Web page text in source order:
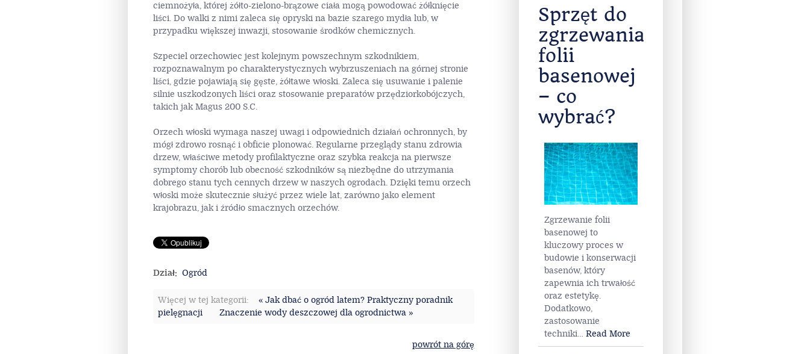
ciemnożyła, której żółto-zielono-brązowe ciała mogą powodować żółknięcie
liści. Do walki z nimi zaleca się opryski na bazie szarego mydła lub, w
przypadku większej inwazji, stosowanie środków chemicznych.
Szpeciel orzechowiec jest kolejnym powszechnym szkodnikiem,
rozpoznawalnym po charakterystycznych wybrzuszeniach na górnej stronie
liści, gdzie pojawiają się gęste, żółtawe włoski. Zaleca się usuwanie i palenie
silnie uszkodzonych liści oraz stosowanie preparatów przędziorkobójczych,
takich jak Magus 200 S.C.
Orzech włoski wymaga naszej uwagi i odpowiednich działań ochronnych, by
mógł zdrowo rosnąć i obficie plonować. Regularne przeglądy stanu zdrowia
drzew, właściwe metody profilaktyczne oraz szybka reakcja na pierwsze
symptomy chorób lub obecność szkodników są niezbędne do utrzymania
dobrego stanu tych cennych drzew w naszych ogrodach. Dzięki temu orzech
włoski może skutecznie służyć przez wiele lat, zarówno jako element
krajobrazu, jak i źródło smacznych orzechów.
Dział: Ogród
Więcej w tej kategorii:
« Jak dbać o ogród latem? Praktyczny poradnik
pielęgnacji
Znaczenie wody deszczowej dla ogrodnictwa »
powrót na górę
Sprzęt do
zgrzewania
folii
basenowej
– co
wybrać?
Zgrzewanie folii
basenowej to
kluczowy proces w
budowie i konserwacji
basenów, który
zapewnia ich trwałość
oraz estetykę.
Dodatkowo,
zastosowanie
techniki… Read More